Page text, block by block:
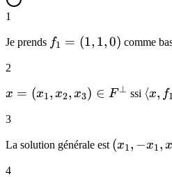
1
Je prends f_1 =
f1 = (1, 1,0) comme
2
x =
\in
F^{\perp}
x = (x1, x2, x3) ∈ F ⊥ ssi
=
+
⟨x, f1
3
La solution générale est (x_1,
(x1, −x1, x
4